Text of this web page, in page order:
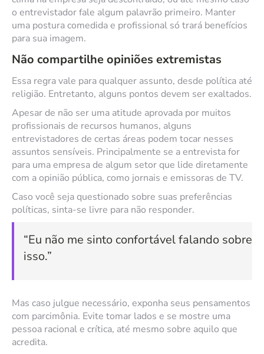
o entrevistador fale algum palavrão primeiro. Manter
uma postura comedida e profissional só trará benefícios
para sua imagem.
Não compartilhe opiniões extremistas
Essa regra vale para qualquer assunto, desde política até
religião. Entretanto, alguns pontos devem ser exaltados.
Apesar de não ser uma atitude aprovada por muitos
profissionais de recursos humanos, alguns
entrevistadores de certas áreas podem tocar nesses
assuntos sensíveis. Principalmente se a entrevista for
para uma empresa de algum setor que lide diretamente
com a opinião pública, como jornais e emissoras de TV.
Caso você seja questionado sobre suas preferências
políticas, sinta-se livre para não responder.
“Eu não me sinto confortável falando sobre
isso.”
Mas caso julgue necessário, exponha seus pensamentos
com parcimônia. Evite tomar lados e se mostre uma
pessoa racional e crítica, até mesmo sobre aquilo que
acredita.